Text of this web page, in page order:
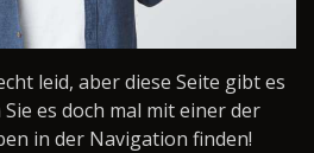
leid, aber diese Seite gibt es
es doch mal mit einer der
in der Navigation finden!